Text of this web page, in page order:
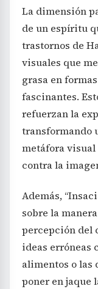
La dimensión
de un espíritu
trastornos de
visuales que
grasa en
fascinantes.
refuerzan la
transformando
metáfora
contra la
Además,
sobre la
percepción del
ideas erróneas
alimentos o las
poner en jaque